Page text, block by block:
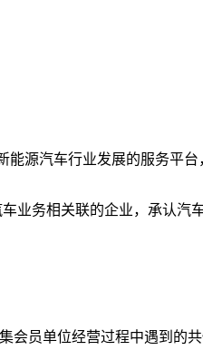
源汽车行业发展的服务平
务相关联的企业，承认汽
员单位经营过程中遇到的